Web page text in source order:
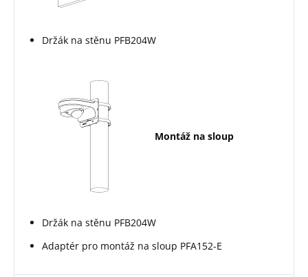
Držák na stěnu PFB204W
Montáž na sloup
Držák na stěnu PFB204W
Adaptér pro montáž na sloup PFA152-E